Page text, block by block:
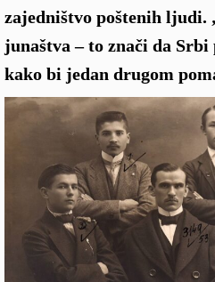
zajedništvo poštenih ljudi.
junaštva – to znači da
kako bi jedan drugom